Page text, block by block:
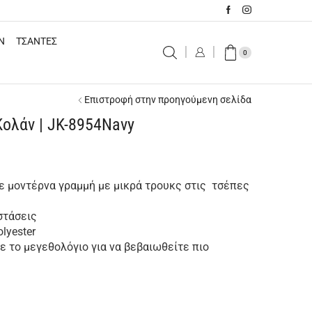
ΤΣΑΝΤΕΣ
0
Επιστροφή στην προηγούμενη σελίδα
| JK-8954Navy
μοντέρνα γραμμή με μικρά τρουκς στις τσέπες
μεγεθολόγιο για να βεβαιωθείτε πιο